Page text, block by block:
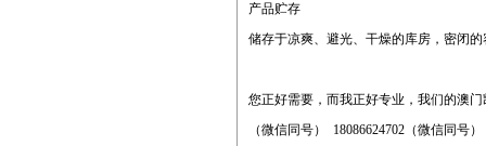
产品贮存
储存于凉爽、避光、干燥的库房，密闭的
您正好需要，而我正好专业，我们的澳
（微信同号） 18086624702（微信同号